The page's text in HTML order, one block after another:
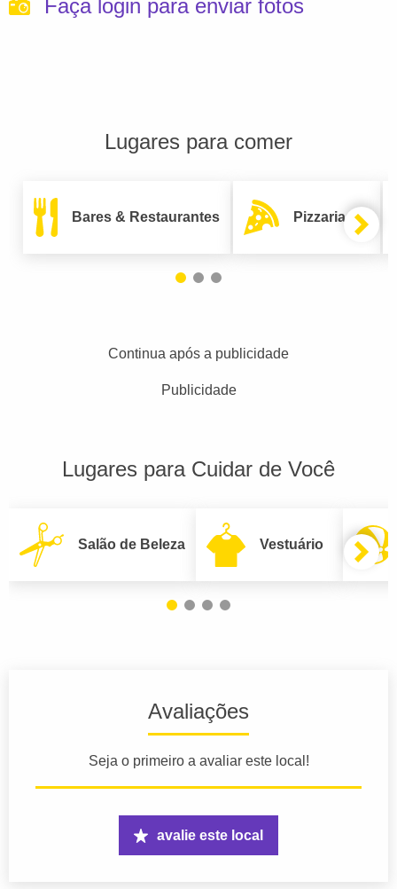
Faça login para enviar fotos
Lugares para comer
Bares & Restaurantes Pizzarias
Continua após a publicidade
Publicidade
Lugares para Cuidar de Você
Salão de Beleza Vestuário
Avaliações
Seja o primeiro a avaliar este local!
avalie este local